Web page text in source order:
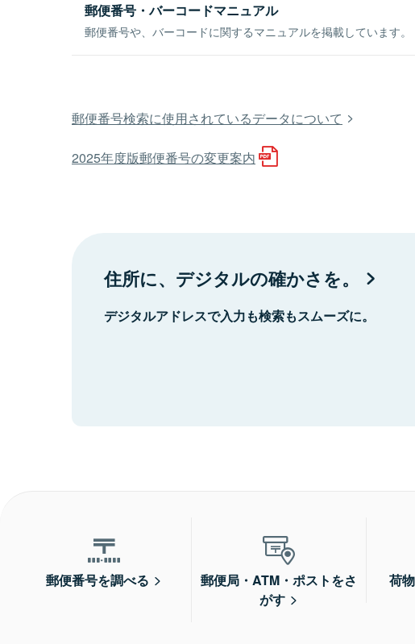
郵便番号・バーコードマニュアル
郵便番号や、バーコードに関するマニュアルを掲載しています。
郵便番号検索に使用されているデータについて
2025年度版郵便番号の変更案内
住所に、デジタルの確かさを。
デジタルアドレスで入力も検索もスムーズに。
郵便番号を調べる
郵便局・ATM・ポストをさ
がす
荷